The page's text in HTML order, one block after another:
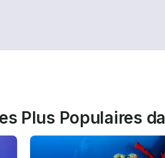
Plus Populaires